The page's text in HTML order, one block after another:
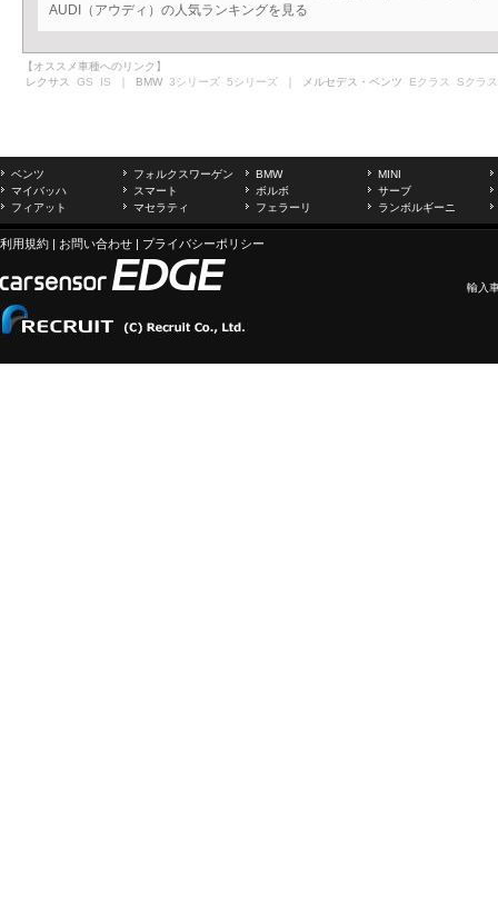
AUDI（アウディ）の人気ランキングを見る
【オススメ車種へのリンク】
レクサス GS IS ｜ BMW 3シリーズ 5シリーズ ｜ メルセデス・ベンツ Eクラス Sクラス
ベンツ フォルクスワーゲン BMW
MINI
マイバッハ
スマート ボルボ
サーブ
フィアット
マセラティ フェラーリ ランボルギーニ
利用規約 | お問い合わせ | プライバシーポリシー
輸入